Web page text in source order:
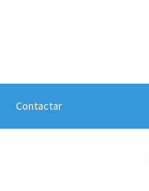
Contactar